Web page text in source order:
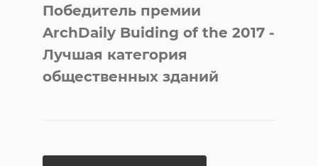
Победитель премии
ArchDaily Buiding of the 2017 -
Лучшая категория
общественных зданий